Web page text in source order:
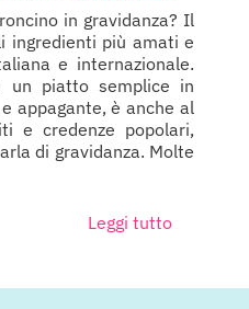
in gravidanza? Il
ingredienti più amati e
e internazionale.
un piatto semplice in
appagante, è anche al
e credenze popolari,
di gravidanza. Molte
Leggi tutto